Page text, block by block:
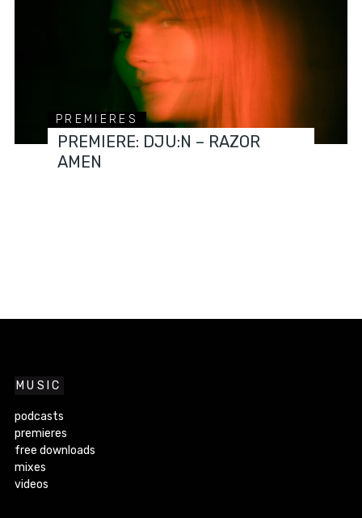
PREMIERES
PREMIERE: DJU:N – RAZOR
AMEN
MUSIC
podcasts
premieres
free downloads
mixes
videos